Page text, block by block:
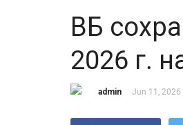
ВБ
2026 г.
admin Jun 11, 2026